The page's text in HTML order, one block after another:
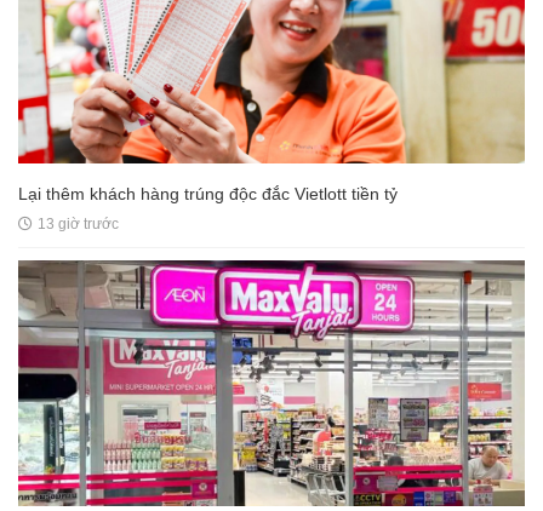
Lại thêm khách hàng trúng độc đắc Vietlott tiền tỷ
13 giờ trước